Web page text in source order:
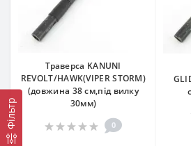
Фільтр
Траверса KANUNI
REVOLT/HAWK(VIPER STORM)
(довжина 38 см,під вилку
30мм)
0